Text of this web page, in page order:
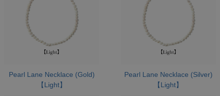
Pearl Lane Necklace (Gold)
【Light】
Pearl Lane Necklace (Silver)
【Light】